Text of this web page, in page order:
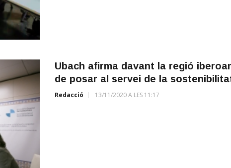
Ubach afirma davant la regió
de posar al servei de la
Redacció 13/11/2020 A LES 11:17